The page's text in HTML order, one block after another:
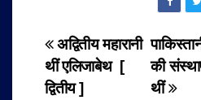
Post
navigation
की
थीं
अद्वितीय महारानी
थीं एलिजाबेथ [
द्वितीय ]